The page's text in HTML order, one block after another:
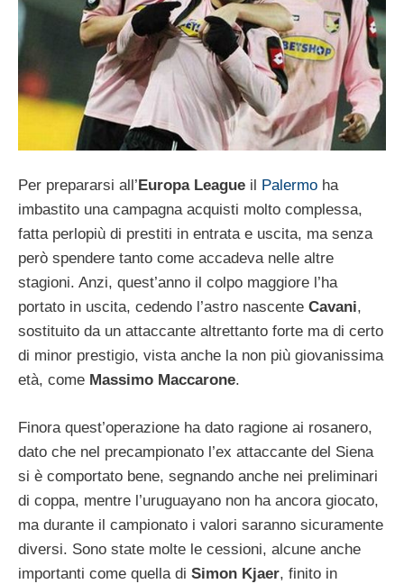
Per prepararsi all’ Europa League il Palermo ha
imbastito una campagna acquisti molto complessa,
fatta perlopiù di prestiti in entrata e uscita, ma senza
però spendere tanto come accadeva nelle altre
stagioni. Anzi, quest’anno il colpo maggiore l’ha
portato in uscita, cedendo l’astro nascente Cavani,
sostituito da un attaccante altrettanto forte ma di certo
di minor prestigio, vista anche la non più giovanissima
età, come Massimo Maccarone.
Finora quest’operazione ha dato ragione ai rosanero,
dato che nel precampionato l’ex attaccante del Siena
si è comportato bene, segnando anche nei preliminari
di coppa, mentre l’uruguayano non ha ancora giocato,
ma durante il campionato i valori saranno sicuramente
diversi. Sono state molte le cessioni, alcune anche
importanti come quella di Simon Kjaer, finito in